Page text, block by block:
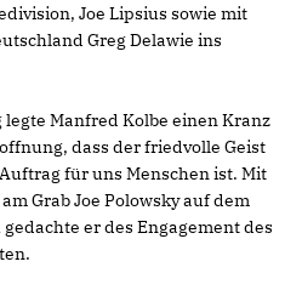
Joe Lipsius sowie mit
Greg Delawie ins
Manfred Kolbe einen Kranz
dass der friedvolle Geist
für uns Menschen ist. Mit
Grab Joe Polowsky auf dem
er des Engagement des